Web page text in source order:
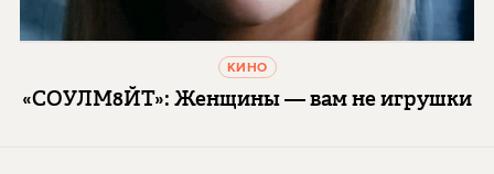
КИНО
«СОУЛМ8ЙТ»: Женщины — вам не игрушки